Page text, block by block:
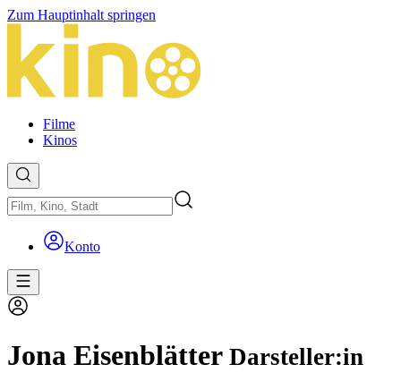
Zum Hauptinhalt springen
Filme
Kinos
Konto
Jona Eisenblätter Darsteller:in